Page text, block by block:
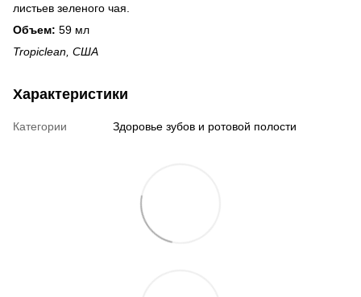
листьев зеленого чая.
Объем: 59 мл
Tropiclean, США
Характеристики
Категории Здоровье зубов и ротовой полости